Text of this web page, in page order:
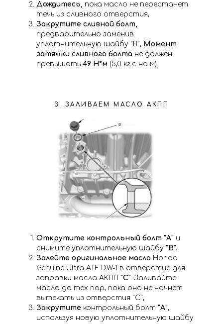
Дождитесь, пока масло не перестанет
течь из сливного отверстия,
Закрутите сливной болт,
предварительно заменив
уплотнительную шайбу "В", Момент
затяжки сливного болта не должен
превышать 49 Н*м (5,0 кг.с на м).
3. ЗАЛИВАЕМ МАСЛО АКПП
Открутите контрольный болт "А" и
снимите уплотнительную шайбу "В",
Залейте оригинальное масло Honda
Genuine Ultra ATF DW-1 в отверстие для
заправки масла АКПП "С". Заливайте
масло до тех пор, пока оно не начнёт
вытекать из отверстия "С",
Закрутите контрольный болт "А",
используя новую уплотнительную шайбу